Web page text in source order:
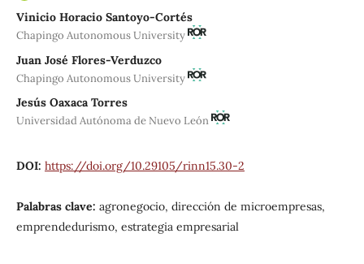
Vinicio Horacio Santoyo-Cortés
Chapingo Autonomous University
Juan José Flores-Verduzco
Chapingo Autonomous University
Jesús Oaxaca Torres
Universidad Autónoma de Nuevo León
DOI: https://doi.org/10.29105/rinn15.30-2
Palabras clave: agronegocio, dirección de microempresas,
emprendedurismo, estrategia empresarial